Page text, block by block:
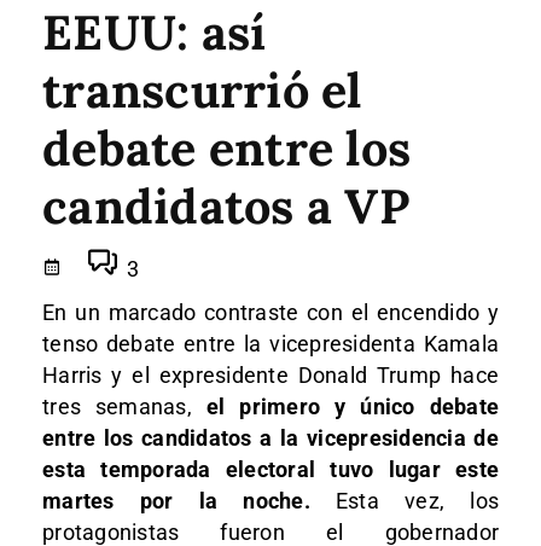
EEUU: así
transcurrió el
debate entre los
candidatos a VP
3
En un marcado contraste con el encendido y
tenso debate entre la vicepresidenta Kamala
Harris y el expresidente Donald Trump hace
tres semanas, el primero y único debate
entre los candidatos a la vicepresidencia de
esta temporada electoral tuvo lugar este
martes por la noche. Esta vez, los
protagonistas fueron el gobernador